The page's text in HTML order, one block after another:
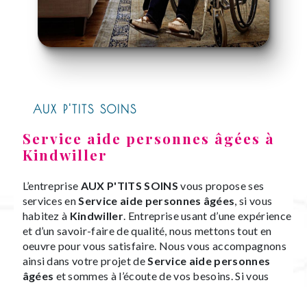
AUX P'TITS SOINS
Service aide personnes âgées à
Kindwiller
L’entreprise AUX P'TITS SOINS vous propose ses
services enService aide personnes âgées, si vous
habitez à Kindwiller. Entreprise usant d’une expérience
et d’un savoir-faire de qualité, nous mettons tout en
oeuvre pour vous satisfaire. Nous vous accompagnons
ainsi dans votre projet deService aide personnes
âgées et sommes à l’écoute de vos besoins. Si vous